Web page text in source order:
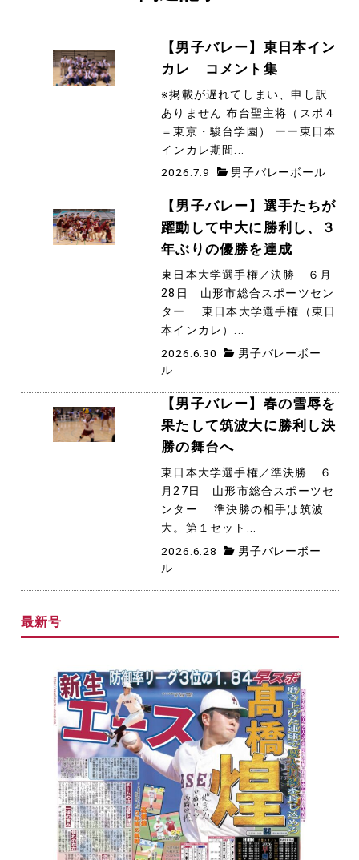
【男子バレー】東日本イン
カレ コメント集
※掲載が遅れてしまい、申し訳
ありません 布台聖主将（スポ４
＝東京・駿台学園） ーー東日本
インカレ期間...
2026.7.9 男子バレーボール
【男子バレー】選手たちが
躍動して中大に勝利し、３
年ぶりの優勝を達成
東日本大学選手権／決勝 ６月
28日 山形市総合スポーツセン
ター 東日本大学選手権（東日
本インカレ）...
2026.6.30
男子バレーボー
ル
【男子バレー】春の雪辱を
果たして筑波大に勝利し決
勝の舞台へ
東日本大学選手権／準決勝 ６
月27日 山形市総合スポーツセ
ンター 準決勝の相手は筑波
大。第１セット...
2026.6.28
男子バレーボー
ル
最新号